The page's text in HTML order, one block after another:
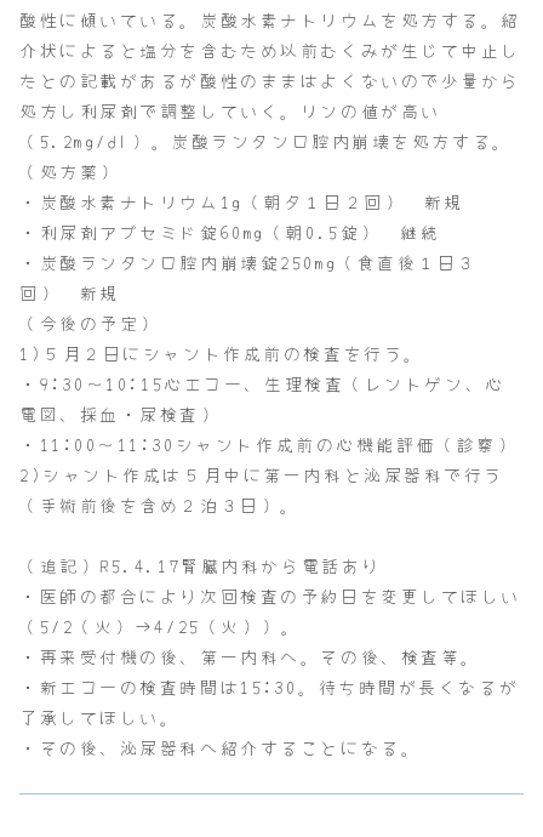
酸性に傾いている。炭酸水素ナトリウムを処方する。紹
介状によると塩分を含むため以前むくみが生じて中止し
たとの記載があるが酸性のままはよくないので少量から
処方し利尿剤で調整していく。リンの値が高い
（5.2mg/dl）。炭酸ランタン口腔内崩壊を処方する。
（処方薬）
・炭酸水素ナトリウム1g（朝夕１日２回） 新規
・利尿剤アブセミド錠60mg（朝0.5錠） 継続
・炭酸ランタン口腔内崩壊錠250mg（食直後１日３
回） 新規
（今後の予定）
1)５月２日にシャント作成前の検査を行う。
・9:30～10:15心エコー、生理検査（レントゲン、心
電図、採血・尿検査）
・11:00～11:30シャント作成前の心機能評価（診察）
2)シャント作成は５月中に第一内科と泌尿器科で行う
（手術前後を含め２泊３日）。
（追記）R5.4.17腎臓内科から電話あり
・医師の都合により次回検査の予約日を変更してほしい
（5/2（火）→4/25（火））。
・再来受付機の後、第一内科へ。その後、検査等。
・新エコーの検査時間は15:30。待ち時間が長くなるが
了承してほしい。
・その後、泌尿器科へ紹介することになる。